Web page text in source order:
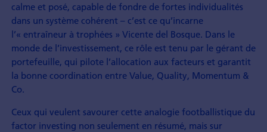
calme et posé, capable de fondre de fortes individualités
dans un système cohérent – c’est ce qu’incarne
l’« entraîneur à trophées » Vicente del Bosque. Dans le
monde de l’investissement, ce rôle est tenu par le gérant de
portefeuille, qui pilote l’allocation aux facteurs et garantit
la bonne coordination entre Value, Quality, Momentum &
Co.
Ceux qui veulent savourer cette analogie footballistique du
factor investing non seulement en résumé, mais sur